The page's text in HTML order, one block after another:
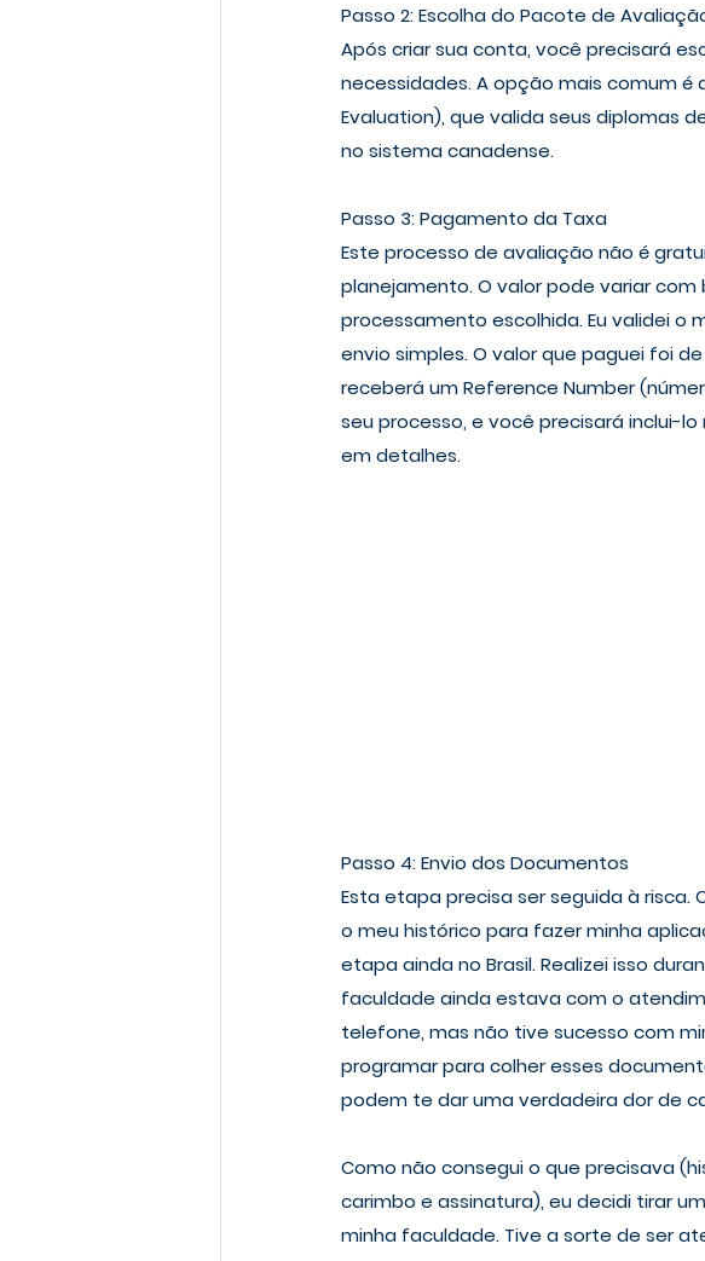
Passo 2: Escolha do Pacote de
Após criar sua conta, você precisará
necessidades. A opção mais comum é
Evaluation), que valida seus diplomas
no sistema canadense.
Passo 3: Pagamento da Taxa
Este processo de avaliação não é
planejamento. O valor pode variar
processamento escolhida. Eu validei
envio simples. O valor que paguei foi
receberá um Reference Number
seu processo, e você precisará inclui-
em detalhes.
Passo 4: Envio dos Documentos
Esta etapa precisa ser seguida à
o meu histórico para fazer minha
etapa ainda no Brasil. Realizei isso
faculdade ainda estava com o
telefone, mas não tive sucesso com
programar para colher esses
podem te dar uma verdadeira dor de
Como não consegui o que precisava
carimbo e assinatura), eu decidi tirar
minha faculdade. Tive a sorte de ser